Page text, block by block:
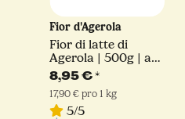
Fior d'Agerola
Fior di latte di
Agerola | 500g | am
Stück
8,95 €*
17,90 € pro 1 kg
5/5